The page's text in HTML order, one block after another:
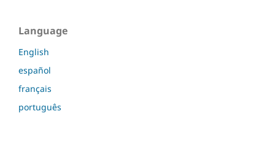
Language
English
español
français
português